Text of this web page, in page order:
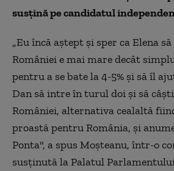
susţină pe candidatul
„Eu încă aştept şi sper ca Elena
României e mai mare decât
pentru a se bate la 4-5% şi să îl
Dan să intre în turul doi şi să
României, alternativa cealaltă
proastă pentru România, şi
Ponta", a spus Moşteanu, într-o
susţinută la Palatul